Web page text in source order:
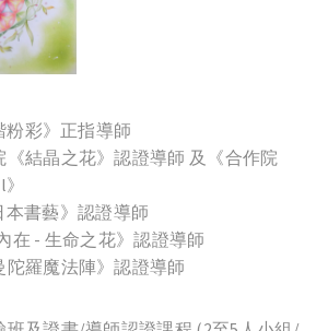
粉彩》正指導師
《結晶之花》認證導師 及《合作院
本書藝》認證導師
在 - 生命之花》認證導師
陀羅魔法陣》認證導師